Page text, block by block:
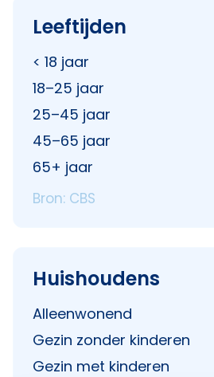
Leeftijden
< 18 jaar
18–25 jaar
25–45 jaar
45–65 jaar
65+ jaar
Bron: CBS
Huishoudens
Alleenwonend
Gezin zonder kinderen
Gezin met kinderen